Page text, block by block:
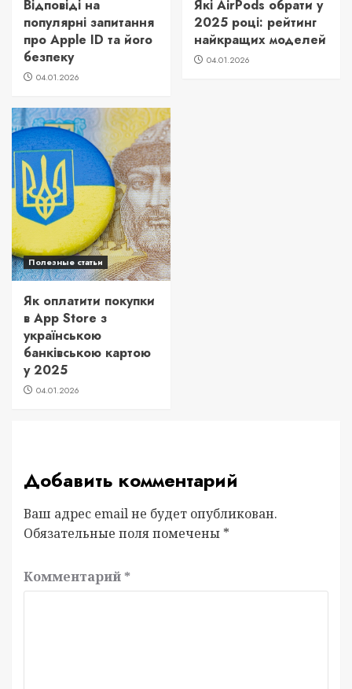
Відповіді на
популярні запитання
про Apple ID та його
безпеку
04.01.2026
Які AirPods обрати у
2025 році: рейтинг
найкращих моделей
04.01.2026
Полезные статьи
Як оплатити покупки
в App Store з
українською
банківською картою
у 2025
04.01.2026
Добавить комментарий
Ваш адрес email не будет опубликован.
Обязательные поля помечены *
Комментарий *